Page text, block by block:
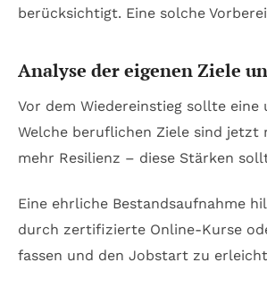
berücksichtigt. Eine solche
Analyse der eigenen Ziele
Vor dem Wiedereinstieg sollte
Welche beruflichen Ziele sind jetzt
mehr Resilienz – diese Stärken
Eine ehrliche Bestandsaufnahme
durch zertifizierte Online-Kurse
fassen und den Jobstart zu